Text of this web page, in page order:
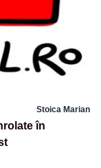
Stoica Marian
în